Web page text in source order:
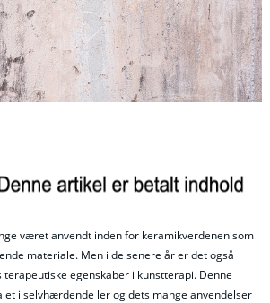
været anvendt inden for keramikverdenen som
materiale. Men i de senere år er det også
egenskaber i kunstterapi. Denne
i selvhærdende ler og dets mange anvendelser